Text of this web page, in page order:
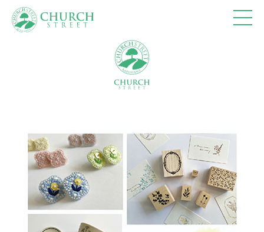
10:00-18:00
10:00-18:00 (Lo17:30)
※休館日、冬季(12月～3月)営業時間の詳細は、営
業カレンダーを参照ください。
トップページ